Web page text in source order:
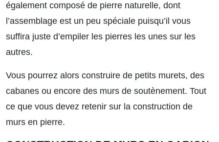
également composé de pierre naturelle, dont
l’assemblage est un peu spéciale puisqu’il vous
suffira juste d’empiler les pierres les unes sur les
autres.
Vous pourrez alors construire de petits murets, des
cabanes ou encore des murs de soutènement. Tout
ce que vous devez retenir sur la construction de
murs en pierre.